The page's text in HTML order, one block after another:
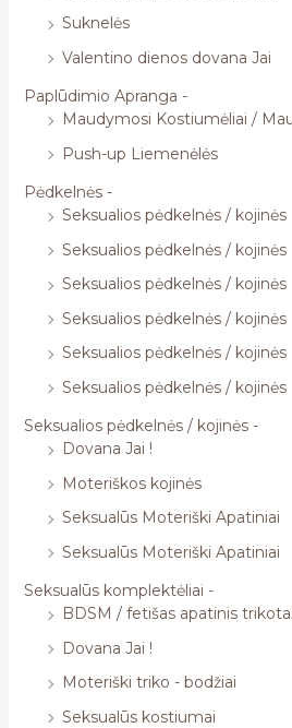
Suknelės
Valentino dienos dovana Jai
Paplūdimio Apranga -
Maudymosi Kostiumėliai /
Push-up Liemenėlės
Pėdkelnės -
Seksualios pėdkelnės / kojinės
Seksualios pėdkelnės / kojinės
Seksualios pėdkelnės / kojinės
Seksualios pėdkelnės / kojinės
Seksualios pėdkelnės / kojinės
Seksualios pėdkelnės / kojinės
Seksualios pėdkelnės / kojinės -
Dovana Jai !
Moteriškos kojinės
Seksualūs Moteriški Apatiniai
Seksualūs Moteriški Apatiniai
Seksualūs komplektėliai -
BDSM / fetišas apatinis
Dovana Jai !
Moteriški triko - bodžiai
Seksualūs kostiumai